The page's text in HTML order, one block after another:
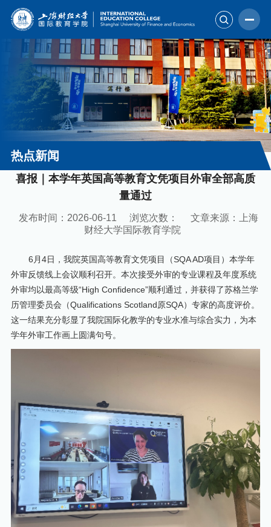
热点新闻
喜报｜本学年英国高等教育文凭项目外审全部高质
量通过
发布时间：2026-06-11 浏览次数：
文章来源：上海
财经大学国际教育学院
6月4日，我院英国高等教育文凭项目（SQA AD项目）本学年
外审反馈线上会议顺利召开。本次接受外审的专业课程及年度系统
外审均以最高等级“High Confidence”顺利通过，并获得了苏格兰学
历管理委员会（Qualifications Scotland原SQA）专家的高度评价。
这一结果充分彰显了我院国际化教学的专业水准与综合实力，为本
学年外审工作画上圆满句号。